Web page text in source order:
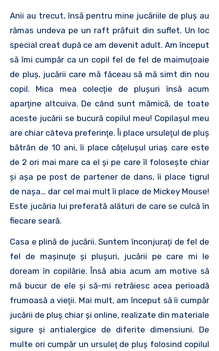
Anii au trecut, însă pentru mine jucăriile de pluş au
rămas undeva pe un raft prăfuit din suflet. Un loc
special creat după ce am devenit adult. Am început
să îmi cumpăr ca un copil fel de fel de maimuţoaie
de pluş, jucării care mă făceau să mă simt din nou
copil. Mica mea colecţie de pluşuri însă acum
aparţine altcuiva. De când sunt mămică, de toate
aceste jucării se bucură copilul meu! Copilaşul meu
are chiar câteva preferinţe. Îi place ursuleţul de pluş
bătrân de 10 ani, îi place căţeluşul uriaş care este
de 2 ori mai mare ca el şi pe care îl foloseşte chiar
şi aşa pe post de partener de dans, îi place tigrul
de naşa… dar cel mai mult îi place de Mickey Mouse!
Este jucăria lui preferată alături de care se culcă în
fiecare seară.
Casa e plină de jucării. Suntem înconjuraţi de fel de
fel de maşinuţe şi pluşuri, jucării pe care mi le
doream în copilărie. Însă abia acum am motive să
mă bucur de ele şi să-mi retrăiesc acea perioadă
frumoasă a vieţii. Mai mult, am început să îi cumpăr
jucării de pluş chiar şi online, realizate din materiale
sigure şi antialergice de diferite dimensiuni. De
multe ori cumpăr un ursuleţ de pluş folosind copilul